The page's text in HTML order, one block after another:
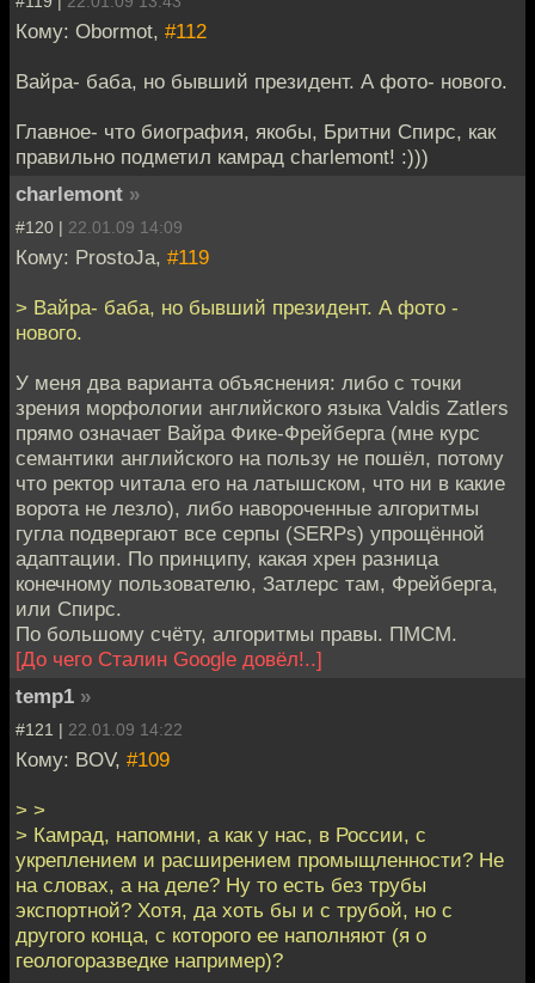
Кому: Obormot, #112
Вайра- баба, но бывший президент. А фото- нового.
Главное- что биография, якобы, Бритни Спирс, как
правильно подметил камрад charlemont! :)))
charlemont »
#120 | 22.01.09 14:09
Кому: ProstoJa, #119
> Вайра- баба, но бывший президент. А фото -
нового.
У меня два варианта объяснения: либо с точки
зрения морфологии английского языка Valdis Zatlers
прямо означает Вайра Фике-Фрейберга (мне курс
семантики английского на пользу не пошёл, потому
что ректор читала его на латышском, что ни в какие
ворота не лезло), либо навороченные алгоритмы
гугла подвергают все серпы (SERPs) упрощённой
адаптации. По принципу, какая хрен разница
конечному пользователю, Затлерс там, Фрейберга,
или Спирс.
По большому счёту, алгоритмы правы. ПМСМ.
[До чего Сталин Google довёл!..]
temp1 »
#121 | 22.01.09 14:22
Кому: BOV, #109
> >
> Камрад, напомни, а как у нас, в России, с
укреплением и расширением промыщленности? Не
на словах, а на деле? Ну то есть без трубы
экспортной? Хотя, да хоть бы и с трубой, но с
другого конца, с которого ее наполняют (я о
геологоразведке например)?